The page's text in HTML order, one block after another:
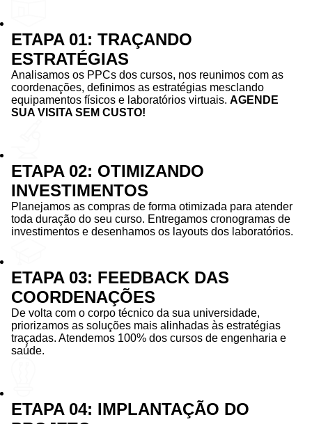
ETAPA 01: TRAÇANDO
ESTRATÉGIAS
Analisamos os PPCs dos cursos, nos reunimos com as
coordenações, definimos as estratégias mesclando
equipamentos físicos e laboratórios virtuais. AGENDE
SUA VISITA SEM CUSTO!
ETAPA 02: OTIMIZANDO
INVESTIMENTOS
Planejamos as compras de forma otimizada para atender
toda duração do seu curso. Entregamos cronogramas de
investimentos e desenhamos os layouts dos laboratórios.
ETAPA 03: FEEDBACK DAS
COORDENAÇÕES
De volta com o corpo técnico da sua universidade,
priorizamos as soluções mais alinhadas às estratégias
traçadas. Atendemos 100% dos cursos de engenharia e
saúde.
ETAPA 04: IMPLANTAÇÃO DO